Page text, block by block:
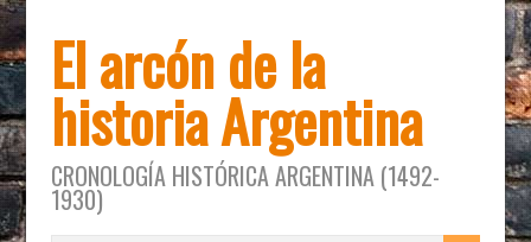
El arcón de la
historia Argentina
CRONOLOGÍA HISTÓRICA ARGENTINA (1492-
1930)